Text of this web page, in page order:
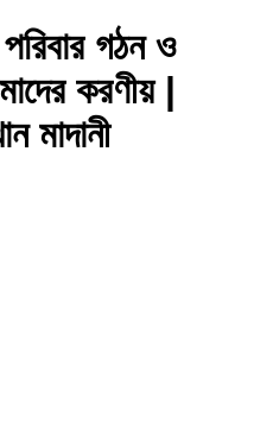
গঠন ও
করণীয় |
মাদানী